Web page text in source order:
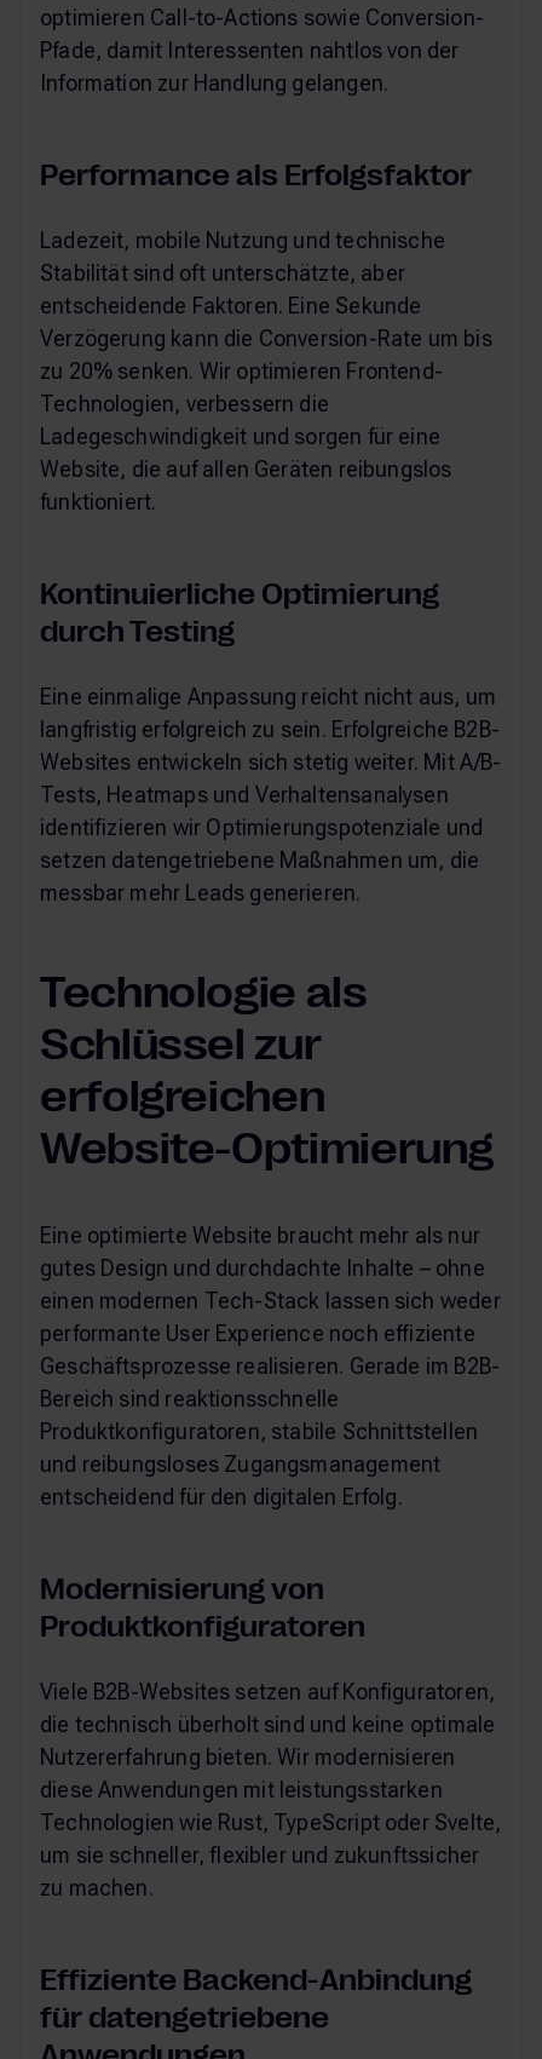
optimieren Call-to-Actions sowie Conversion-
Pfade, damit Interessenten nahtlos von der
Information zur Handlung gelangen.
Performance als Erfolgsfaktor
Ladezeit, mobile Nutzung und technische
Stabilität sind oft unterschätzte, aber
entscheidende Faktoren. Eine Sekunde
Verzögerung kann die Conversion-Rate um bis
zu 20% senken. Wir optimieren Frontend-
Technologien, verbessern die
Ladegeschwindigkeit und sorgen für eine
Website, die auf allen Geräten reibungslos
funktioniert.
Kontinuierliche Optimierung
durch Testing
Eine einmalige Anpassung reicht nicht aus, um
langfristig erfolgreich zu sein. Erfolgreiche B2B-
Websites entwickeln sich stetig weiter. Mit A/B-
Tests, Heatmaps und Verhaltensanalysen
identifizieren wir Optimierungspotenziale und
setzen datengetriebene Maßnahmen um, die
messbar mehr Leads generieren.
Technologie als
Schlüssel zur
erfolgreichen
Website-Optimierung
Eine optimierte Website braucht mehr als nur
gutes Design und durchdachte Inhalte – ohne
einen modernen Tech-Stack lassen sich weder
performante User Experience noch effiziente
Geschäftsprozesse realisieren. Gerade im B2B-
Bereich sind reaktionsschnelle
Produktkonfiguratoren, stabile Schnittstellen
und reibungsloses Zugangsmanagement
entscheidend für den digitalen Erfolg.
Modernisierung von
Produktkonfiguratoren
Viele B2B-Websites setzen auf Konfiguratoren,
die technisch überholt sind und keine optimale
Nutzererfahrung bieten. Wir modernisieren
diese Anwendungen mit leistungsstarken
Technologien wie Rust, TypeScript oder Svelte,
um sie schneller, flexibler und zukunftssicher
zu machen.
Effiziente Backend-Anbindung
für datengetriebene